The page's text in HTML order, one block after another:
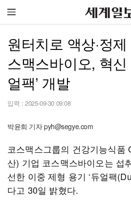
원터치로 액상·정
스맥스바이오, 혁신
얼팩’ 개발
입력 : 2025-09-30 09:08
박윤희 기자 pyh@segye.com
코스맥스그룹의 건강기능식품
산) 기업 코스맥스바이오는 섭
선한 이중 제형 용기 ‘듀얼팩
다고 30일 밝혔다.